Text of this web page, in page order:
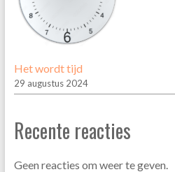
Het wordt tijd
29 augustus 2024
Recente reacties
Geen reacties om weer te geven.